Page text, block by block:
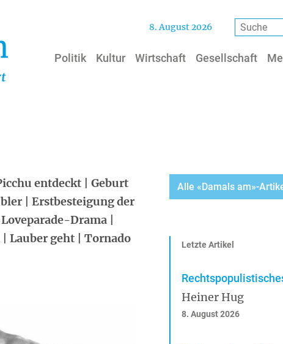
8. August 2026 Suche
Politik Kultur Wirtschaft Gesellschaft
entdeckt | Geburt
| Erstbesteigung der
Drama |
Lauber geht | Tornado
Alle «Damals am»-
Letzte Artikel
Heiner Hug
8. August 2026